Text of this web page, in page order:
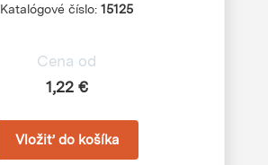
Katalógové číslo: 15125
Cena od
1,22 €